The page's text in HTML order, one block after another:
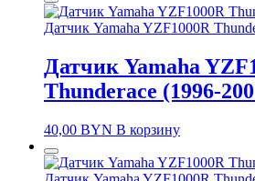
Датчик Yamaha YZF1000R
Датчик Yamaha
Thunderace (1996-
40,00 BYN В корзину